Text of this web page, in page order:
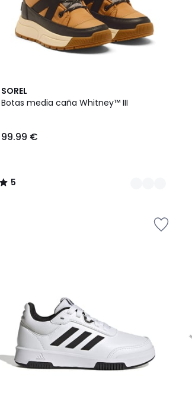
SOREL
Botas media caña Whitney™ III
99.99 €
5
/
2
Colores
5
/